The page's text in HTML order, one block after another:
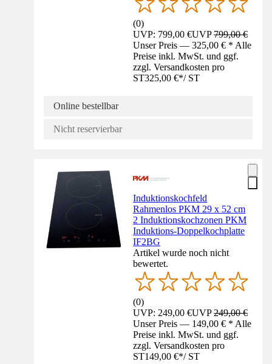
(0)
UVP: 799,00 €UVP799,00 €
Unser Preis — 325,00 € * Alle
Preise inkl. MwSt. und ggf.
zzgl. Versandkosten pro
ST325,00 €*/ ST
Online bestellbar
Nicht reservierbar
Induktionskochfeld
Rahmenlos PKM 29 x 52 cm
2 Induktionskochzonen PKM
Induktions-Doppelkochplatte
IF2BG
Artikel wurde noch nicht
bewertet.
(0)
UVP: 249,00 €UVP249,00 €
Unser Preis — 149,00 € * Alle
Preise inkl. MwSt. und ggf.
zzgl. Versandkosten pro
ST149,00 €*/ ST